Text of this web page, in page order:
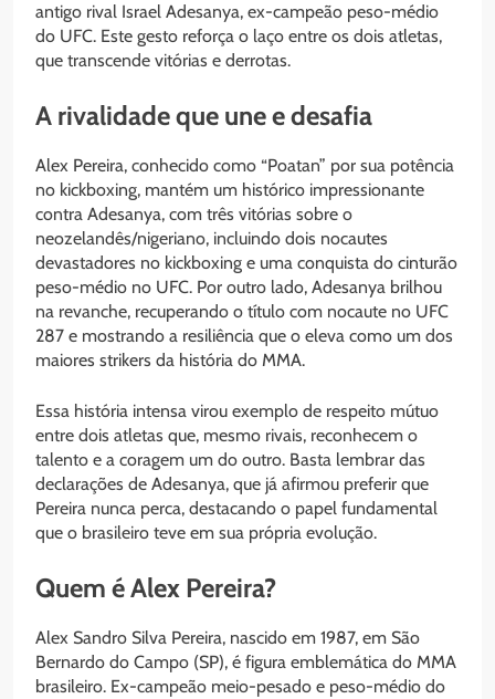
antigo rival Israel Adesanya, ex-campeão peso-médio
do UFC. Este gesto reforça o laço entre os dois atletas,
que transcende vitórias e derrotas.
A rivalidade que une e desafia
Alex Pereira, conhecido como “Poatan” por sua potência
no kickboxing, mantém um histórico impressionante
contra Adesanya, com três vitórias sobre o
neozelandês/nigeriano, incluindo dois nocautes
devastadores no kickboxing e uma conquista do cinturão
peso-médio no UFC. Por outro lado, Adesanya brilhou
na revanche, recuperando o título com nocaute no UFC
287 e mostrando a resiliência que o eleva como um dos
maiores strikers da história do MMA.
Essa história intensa virou exemplo de respeito mútuo
entre dois atletas que, mesmo rivais, reconhecem o
talento e a coragem um do outro. Basta lembrar das
declarações de Adesanya, que já afirmou preferir que
Pereira nunca perca, destacando o papel fundamental
que o brasileiro teve em sua própria evolução.
Quem é Alex Pereira?
Alex Sandro Silva Pereira, nascido em 1987, em São
Bernardo do Campo (SP), é figura emblemática do MMA
brasileiro. Ex-campeão meio-pesado e peso-médio do